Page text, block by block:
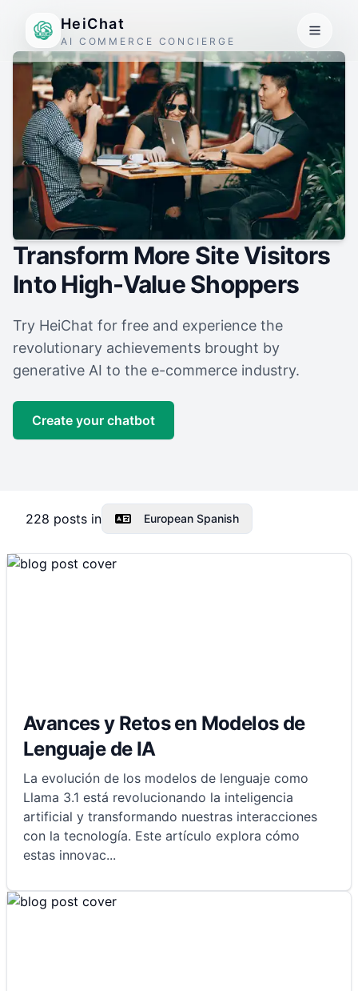
HeiChat
AI COMMERCE CONCIERGE
Transform More Site Visitors
Into High-Value Shoppers
Try HeiChat for free and experience the
revolutionary achievements brought by
generative AI to the e-commerce industry.
Create your chatbot
228 posts in European Spanish
Avances y Retos en Modelos de
Lenguaje de IA
La evolución de los modelos de lenguaje como
Llama 3.1 está revolucionando la inteligencia
artificial y transformando nuestras interacciones
con la tecnología. Este artículo explora cómo
estas innovac...